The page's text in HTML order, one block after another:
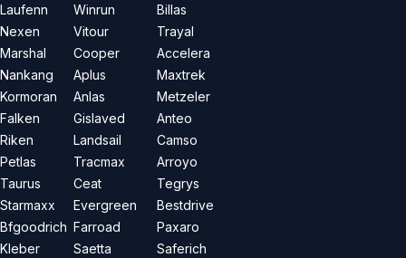
Laufenn
Nexen
Marshal
Nankang
Kormoran
Falken
Riken
Petlas
Taurus
Starmaxx
Bfgoodrich
Kleber
Winrun
Vitour
Cooper
Aplus
Anlas
Gislaved
Landsail
Tracmax
Ceat
Evergreen
Farroad
Saetta
Billas
Trayal
Accelera
Maxtrek
Metzeler
Anteo
Camso
Arroyo
Tegrys
Bestdrive
Paxaro
Saferich